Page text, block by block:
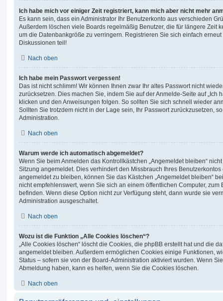
Ich habe mich vor einiger Zeit registriert, kann mich aber nicht mehr
Es kann sein, dass ein Administrator Ihr Benutzerkonto aus verschieden
Außerdem löschen viele Boards regelmäßig Benutzer, die für längere Zeit
um die Datenbankgröße zu verringern. Registrieren Sie sich einfach
Diskussionen teil!
Nach oben
Ich habe mein Passwort vergessen!
Das ist nicht schlimm! Wir können Ihnen zwar Ihr altes Passwort nicht
zurücksetzen. Dies machen Sie, indem Sie auf der Anmelde-Seite auf „Ich
klicken und den Anweisungen folgen. So sollten Sie sich schnell wieder
Sollten Sie trotzdem nicht in der Lage sein, Ihr Passwort zurückzusetzen,
Administration.
Nach oben
Warum werde ich automatisch abgemeldet?
Wenn Sie beim Anmelden das Kontrollkästchen „Angemeldet bleiben“
Sitzung angemeldet. Dies verhindert den Missbrauch Ihres
angemeldet zu bleiben, können Sie das Kästchen „Angemeldet bleiben“
nicht empfehlenswert, wenn Sie sich an einem öffentlichen Computer, zum
befinden. Wenn diese Option nicht zur Verfügung steht, dann wurde sie
Administration ausgeschaltet.
Nach oben
Wozu ist die Funktion „Alle Cookies löschen“?
„Alle Cookies löschen“ löscht die Cookies, die phpBB erstellt hat und die
angemeldet bleiben. Außerdem ermöglichen Cookies einige Funktionen,
Status – sofern sie von der Board-Administration aktiviert wurden. Wenn
Abmeldung haben, kann es helfen, wenn Sie die Cookies löschen.
Nach oben